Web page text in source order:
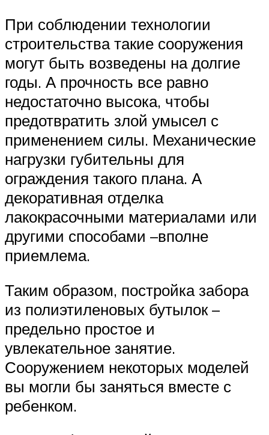
При соблюдении технологии
строительства такие сооружения
могут быть возведены на долгие
годы. А прочность все равно
недостаточно высока, чтобы
предотвратить злой умысел с
применением силы. Механические
нагрузки губительны для
ограждения такого плана. А
декоративная отделка
лакокрасочными материалами или
другими способами –вполне
приемлема.
Таким образом, постройка забора
из полиэтиленовых бутылок –
предельно простое и
увлекательное занятие.
Сооружением некоторых моделей
вы могли бы заняться вместе с
ребенком.